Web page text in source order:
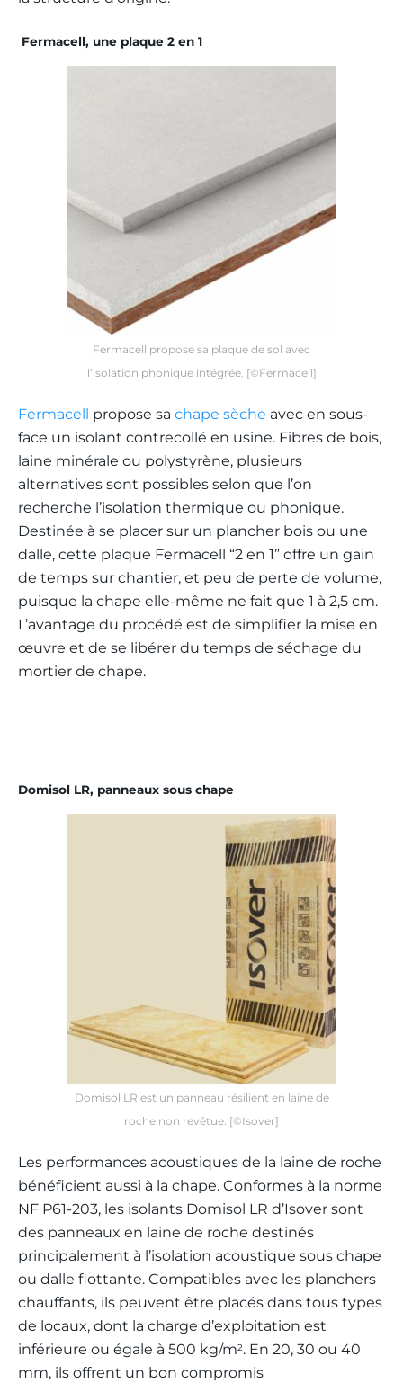
Fermacell, une plaque 2 en 1
Fermacell propose sa plaque de sol avec
l’isolation phonique intégrée. [©Fermacell]
Fermacell propose sa chape sèche avec en sous-
face un isolant contrecollé en usine. Fibres de bois,
laine minérale ou polystyrène, plusieurs
alternatives sont possibles selon que l’on
recherche l’isolation thermique ou phonique.
Destinée à se placer sur un plancher bois ou une
dalle, cette plaque Fermacell “2 en 1” offre un gain
de temps sur chantier, et peu de perte de volume,
puisque la chape elle-même ne fait que 1 à 2,5 cm.
L’avantage du procédé est de simplifier la mise en
œuvre et de se libérer du temps de séchage du
mortier de chape.
Domisol LR, panneaux sous chape
Domisol LR est un panneau résilient en laine de
roche non revêtue. [©Isover]
Les performances acoustiques de la laine de roche
bénéficient aussi à la chape. Conformes à la norme
NF P61-203, les isolants Domisol LR d’Isover sont
des panneaux en laine de roche destinés
principalement à l’isolation acoustique sous chape
ou dalle flottante. Compatibles avec les planchers
chauffants, ils peuvent être placés dans tous types
de locaux, dont la charge d’exploitation est
inférieure ou égale à 500 kg/m2. En 20, 30 ou 40
mm, ils offrent un bon compromis